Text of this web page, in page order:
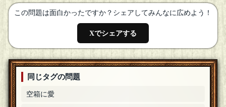
この問題は面白かったですか？シェアしてみんなに広めよう！
Xでシェアする
同じタグの問題
空箱に愛